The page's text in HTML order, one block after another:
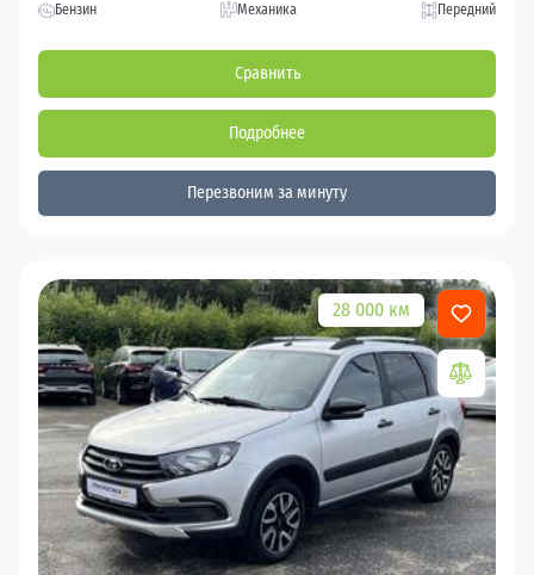
Бензин Механика Передний
Сравнить
Подробнее
Перезвоним за минуту
28 000 км